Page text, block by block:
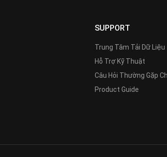
SUPPORT
Trung Tâm Tải Dữ Liệu
Hỗ Trợ Kỹ Thuật
Câu Hỏi Thường Gặp
Product Guide